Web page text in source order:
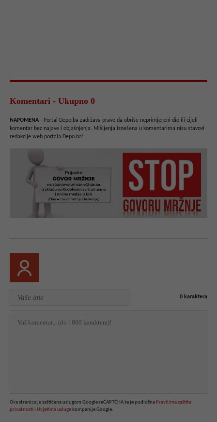
Komentari - Ukupno 0
NAPOMENA - Portal Depo.ba zadržava pravo da obriše neprimjereni dio ili cijeli
komentar bez najave i objašnjenja. Mišljenja iznešena u komentarima nisu stavovi
redakcije web portala Depo.ba!
0 karaktera
Ova stranica je zaštićena uslugom Google reCAPTCHA te je podložna Pravilima zaštite
privatnosti i Uvjetima usluge kompanije Google.